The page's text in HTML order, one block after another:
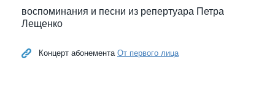
воспоминания и песни из репертуара Петра
Лещенко
Концерт абонемента От первого лица